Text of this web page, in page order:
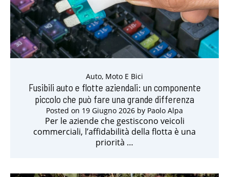
Auto, Moto E Bici
Fusibili auto e flotte aziendali: un componente
piccolo che può fare una grande differenza
Posted on 19 Giugno 2026 by Paolo Alpa
Per le aziende che gestiscono veicoli
commerciali, l’affidabilità della flotta è una
priorità …